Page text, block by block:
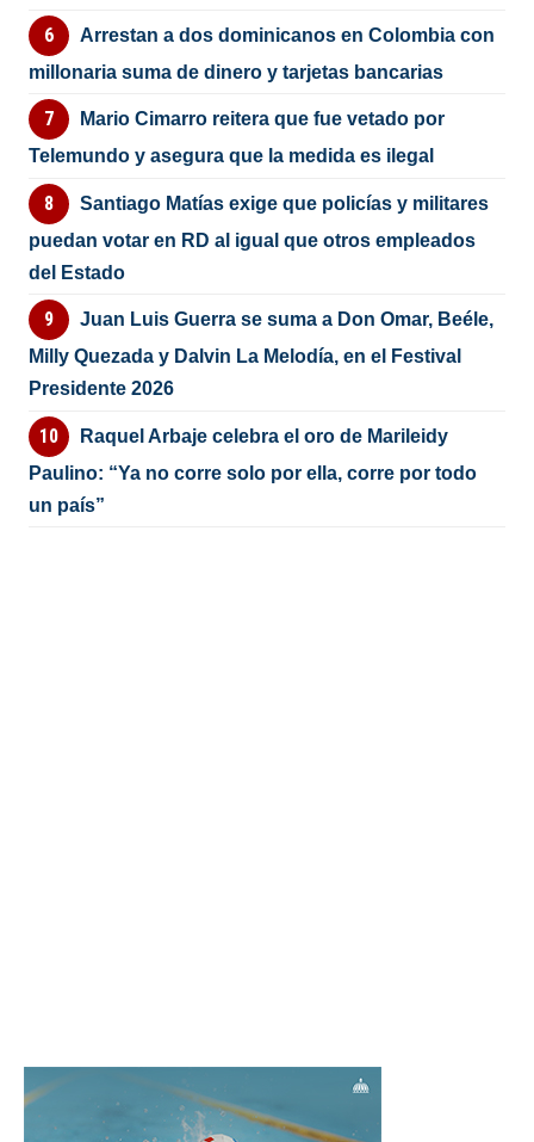
Arrestan a dos dominicanos en Colombia con
millonaria suma de dinero y tarjetas bancarias
Mario Cimarro reitera que fue vetado por
Telemundo y asegura que la medida es ilegal
Santiago Matías exige que policías y militares
puedan votar en RD al igual que otros empleados
del Estado
Juan Luis Guerra se suma a Don Omar, Beéle,
Milly Quezada y Dalvin La Melodía, en el Festival
Presidente 2026
Raquel Arbaje celebra el oro de Marileidy
Paulino: “Ya no corre solo por ella, corre por todo
un país”